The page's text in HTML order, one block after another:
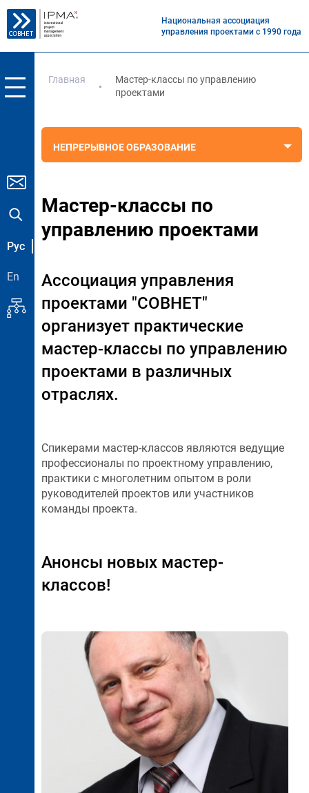
Национальная ассоциация
управления проектами с 1990 года
Рус
En
Главная
Мастер-классы по управлению
проектами
НЕПРЕРЫВНОЕ ОБРАЗОВАНИЕ
Мастер-классы по
управлению проектами
Ассоциация управления
проектами "СОВНЕТ"
организует практические
мастер-классы по управлению
проектами в различных
отраслях.
Спикерами мастер-классов являются ведущие
профессионалы по проектному управлению,
практики с многолетним опытом в роли
руководителей проектов или участников
команды проекта.
Анонсы новых мастер-
классов!